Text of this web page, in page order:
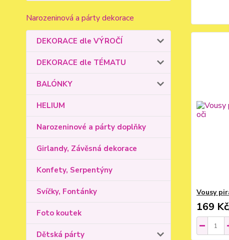
Narozeninová a párty dekorace
DEKORACE dle VÝROČÍ
DEKORACE dle TÉMATU
BALÓNKY
HELIUM
Narozeninové a párty doplňky
Girlandy, Závěsná dekorace
Konfety, Serpentýny
Svíčky, Fontánky
Foto koutek
Dětská párty
Vousy
169 Kč